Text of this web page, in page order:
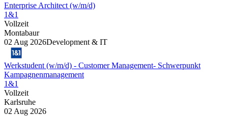
Enterprise Architect (w/m/d)
1&1
Vollzeit
Montabaur
02 Aug 2026Development & IT
Werkstudent (w/m/d) - Customer Management- Schwerpunkt
Kampagnenmanagement
1&1
Vollzeit
Karlsruhe
02 Aug 2026